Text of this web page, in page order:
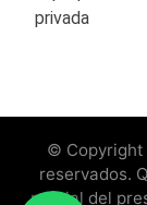
© Copyright
reservados.
parcial del